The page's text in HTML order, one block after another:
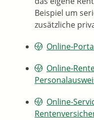
Beispiel um
zusätzliche
Online-
Online-
Online-